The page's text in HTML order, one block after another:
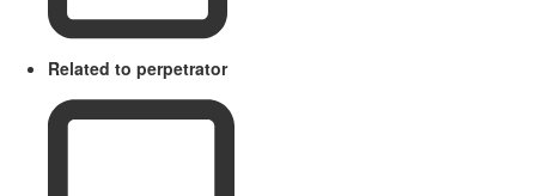
Related to perpetrator